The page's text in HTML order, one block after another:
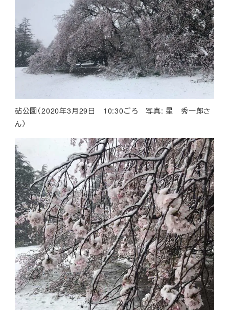
砧公園（2020年3月29日 10:30ごろ 写真: 星 秀一郎さ
ん）